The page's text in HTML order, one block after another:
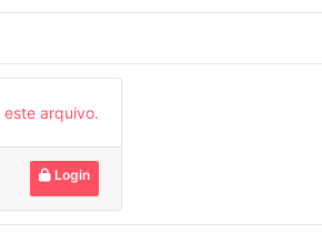
arquivo.
Login